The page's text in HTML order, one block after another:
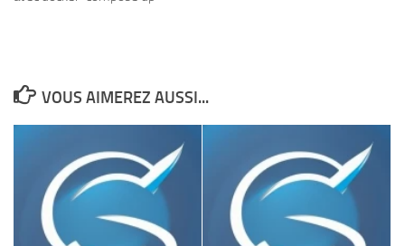
VOUS AIMEREZ AUSSI...